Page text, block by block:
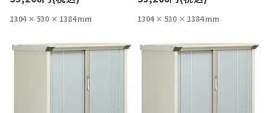
1304 × 530 × 1384 mm 1304 × 530 × 1384 mm